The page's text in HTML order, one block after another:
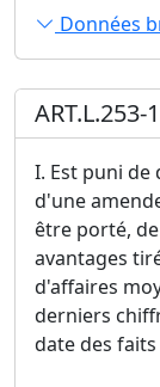
Données
ART.L.253-
I. Est puni
d'une
être porté,
avantages
d'affaires
derniers
date des faits